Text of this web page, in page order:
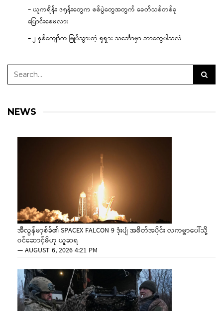
– ယူကရိန်း ဒရုန်းတွေက စစ်ပွဲတွေအတွက် ခေတ်သစ်တစ်ခု
ပြောင်းစေမလား
– ၂ နှစ်ကျော်က မြုပ်သွားတဲ့ ရုရှား သင်္ဘောမှာ ဘာတွေပါသလဲ
NEWS
အီလွန်မာ့စ်ခ်၏ SPACEX FALCON 9 ဒုံးပျံ အစိတ်အပိုင်း လကမ္ဘာပေါ်သို့
ဝင်ဆောင့်မိဟု ယူဆရ
—AUGUST 6, 2026 4:21 PM